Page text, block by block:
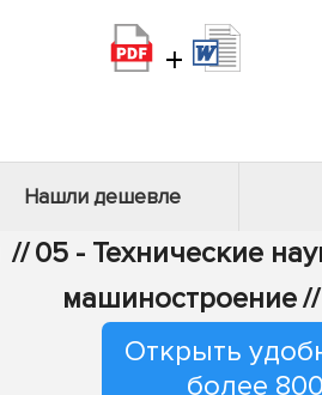
+
Нашли дешевле
// 05 - Технические
машиностроение//
Открыть
более